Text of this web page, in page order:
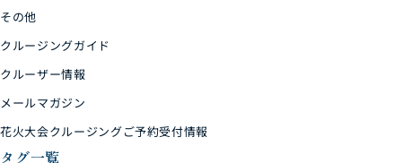
その他
クルージングガイド
クルーザー情報
メールマガジン
花火大会クルージングご予約受付情報
タグ一覧